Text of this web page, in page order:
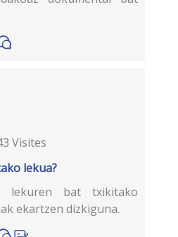
Visites
lekua?
lekuren bat txikitako
ekartzen dizkiguna.